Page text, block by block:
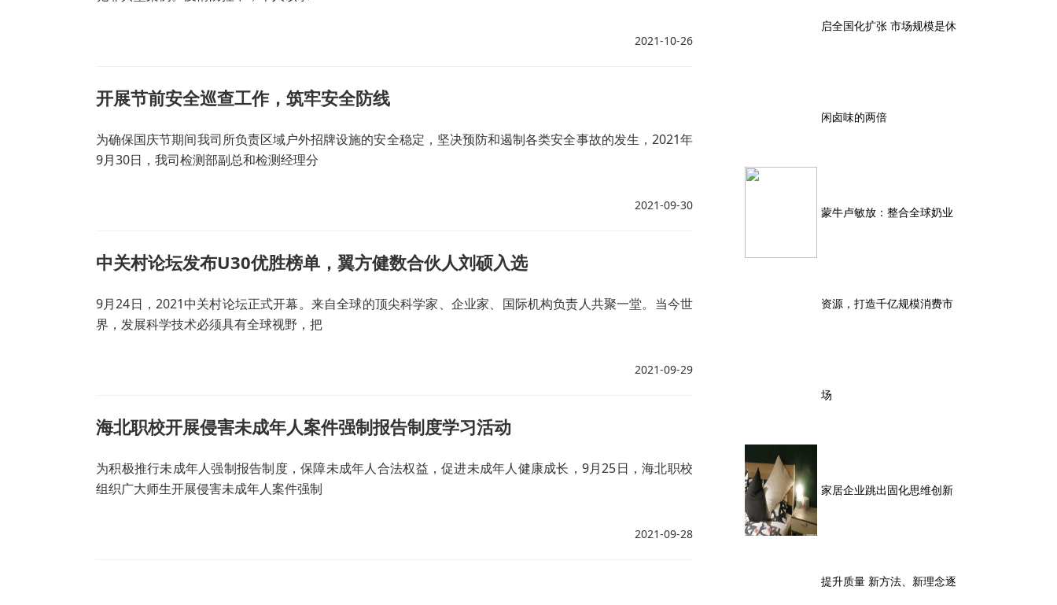
2021-10-26
开展节前安全巡查工作，筑牢安全防线
为确保国庆节期间我司所负责区域户外招牌设施的安全稳定，坚决预防和遏制各类安全事故的发生，2021年
9月30日，我司检测部副总和检测经理分
2021-09-30
中关村论坛发布U30优胜榜单，翼方健数合伙人刘硕入选
9月24日，2021中关村论坛正式开幕。来自全球的顶尖科学家、企业家、国际机构负责人共聚一堂。当今世
界，发展科学技术必须具有全球视野，把
2021-09-29
海北职校开展侵害未成年人案件强制报告制度学习活动
为积极推行未成年人强制报告制度，保障未成年人合法权益，促进未成年人健康成长，9月25日，海北职校
组织广大师生开展侵害未成年人案件强制
2021-09-28
启全国化扩张 市场规模是休
闲卤味的两倍
蒙牛卢敏放：整合全球奶业
资源，打造千亿规模消费市
场
家居企业跳出固化思维创新
提升质量 新方法、新理念逐